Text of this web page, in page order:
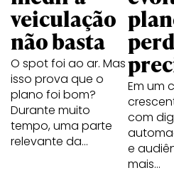
veiculação
não basta
O spot foi ao ar. Mas
isso prova que o
plano foi bom?
Durante muito
tempo, uma parte
relevante da…
Em um
com
e
mais…